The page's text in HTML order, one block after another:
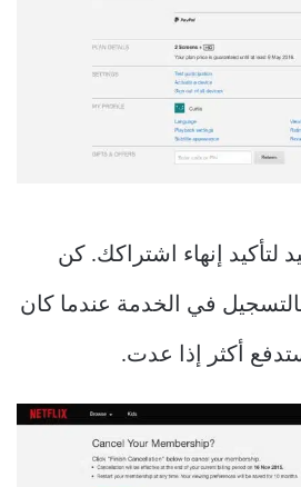
لتأكيد إنهاء اشتراكك. كن
في الخدمة عندما كان
أكثر إذا عدت.